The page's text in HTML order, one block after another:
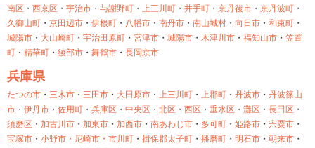
南区 ・ 西京区 ・ 宇治市 ・ 与謝野町 ・ 上三川町 ・ 井手町 ・ 京丹後市 ・ 京丹波町 ・
久御山町 ・ 京田辺市 ・ 伊根町 ・ 八幡市 ・ 南丹市 ・ 南山城村 ・ 向日市 ・ 和束町 ・
城陽市 ・ 大山崎町 ・ 宇治田原町 ・ 宮津市 ・ 城陽市 ・ 木津川市 ・ 福知山市 ・ 笠置
町 ・ 精華町 ・ 綾部市 ・ 舞鶴市 ・ 長岡京市
兵庫県
たつの市 ・ 三木市 ・ 三田市 ・ 大田原市 ・ 上三川町 ・ 上郡町 ・ 丹波市 ・ 丹波篠山
市 ・ 伊丹市 ・ 佐用町 ・ 兵庫区 ・ 中央区 ・ 北区 ・ 西区 ・ 垂水区 ・ 灘区 ・ 長田区 ・
須磨区 ・ 加古川市 ・ 加東市 ・ 加西市 ・ 南あわじ市 ・ 多可町 ・ 姫路市 ・ 宍粟市 ・
宝塚市 ・ 小野市・ 尼崎市・ 市川町 ・ 揖保郡太子町 ・ 播磨町 ・ 明石市 ・ 朝来市 ・